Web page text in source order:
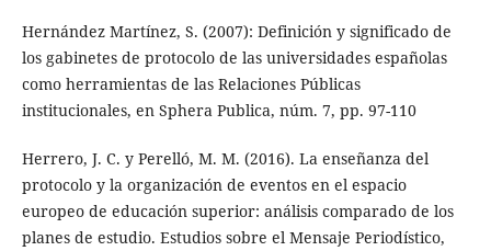
Hernández Martínez, S. (2007): Definición y significado de
los gabinetes de protocolo de las universidades españolas
como herramientas de las Relaciones Públicas
institucionales, en Sphera Publica, núm. 7, pp. 97-110
Herrero, J. C. y Perelló, M. M. (2016). La enseñanza del
protocolo y la organización de eventos en el espacio
europeo de educación superior: análisis comparado de los
planes de estudio. Estudios sobre el Mensaje Periodístico,